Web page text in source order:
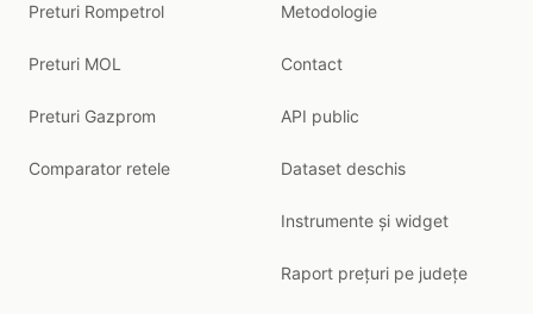
Preturi Rompetrol
Preturi MOL
Preturi Gazprom
Comparator retele
Metodologie
Contact
API public
Dataset deschis
Instrumente și widget
Raport prețuri pe județe